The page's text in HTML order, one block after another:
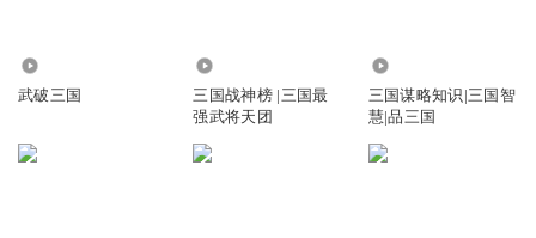
Shen_ar
听不下去了，猪脚，一天到位就是昏迷，醒来就是大杀然后
武破三国
三国战神榜 |三国最
强武将天团
三国谋略知识|三国智
慧|品三国